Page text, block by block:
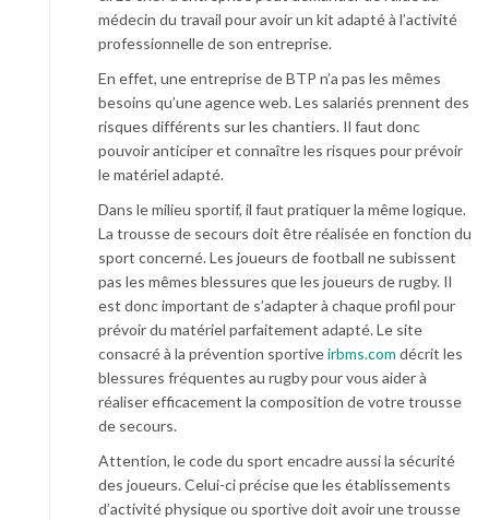
médecin du travail pour avoir un kit adapté à l’activité
professionnelle de son entreprise.
En effet, une entreprise de BTP n’a pas les mêmes
besoins qu’une agence web. Les salariés prennent des
risques différents sur les chantiers. Il faut donc
pouvoir anticiper et connaître les risques pour prévoir
le matériel adapté.
Dans le milieu sportif, il faut pratiquer la même logique.
La trousse de secours doit être réalisée en fonction du
sport concerné. Les joueurs de football ne subissent
pas les mêmes blessures que les joueurs de rugby. Il
est donc important de s’adapter à chaque profil pour
prévoir du matériel parfaitement adapté. Le site
consacré à la prévention sportiveirbms.com décrit les
blessures fréquentes au rugby pour vous aider à
réaliser efficacement la composition de votre trousse
de secours.
Attention, le code du sport encadre aussi la sécurité
des joueurs. Celui-ci précise que les établissements
d’activité physique ou sportive doit avoir une trousse